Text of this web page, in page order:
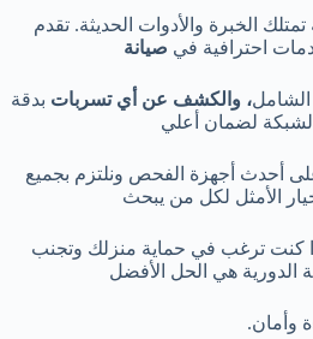
الخبرة والأدوات الحديثة. تقدم
احترافية في صيانة
، والكشف عن أي تسربات بدقة
لضمان أعلي
أحدث أجهزة الفحص ونلتزم بجميع
الأمثل لكل من يبحث
كنت ترغب في حماية منزلك وتجنب
الدورية هي الحل الأفضل
وأمان.